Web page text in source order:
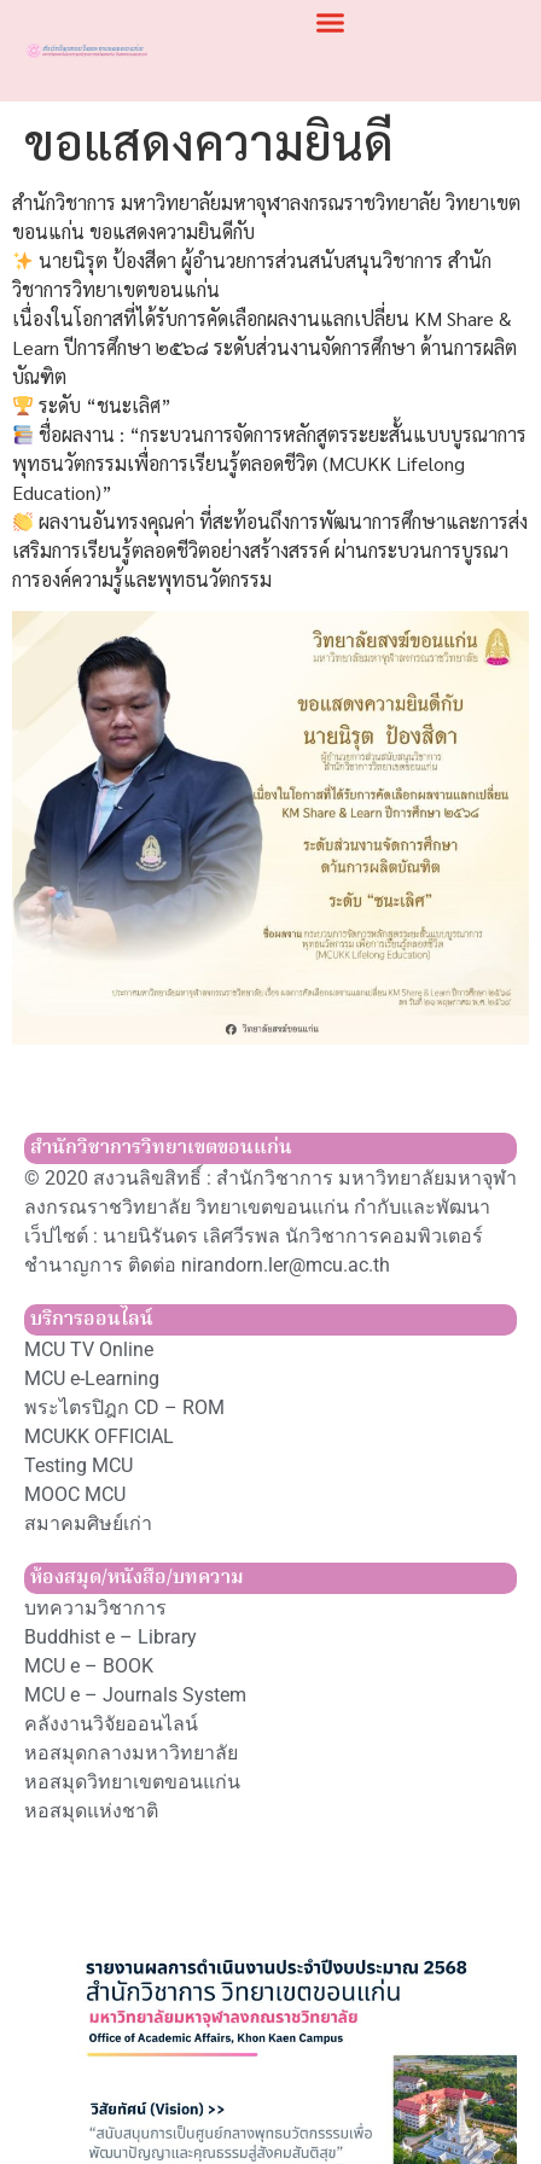
ขอแสดงความยินดี
สำนักวิชาการ มหาวิทยาลัยมหาจุฬาลงกรณราชวิทยาลัย วิทยาเขต
ขอนแก่น ขอแสดงความยินดีกับ
นายนิรุต ป้องสีดา ผู้อำนวยการส่วนสนับสนุนวิชาการ สำนัก
วิชาการวิทยาเขตขอนแก่น
เนื่องในโอกาสที่ได้รับการคัดเลือกผลงานแลกเปลี่ยน KM Share &
Learn ปีการศึกษา ๒๕๖๘ ระดับส่วนงานจัดการศึกษา ด้านการผลิต
บัณฑิต
ระดับ “ชนะเลิศ”
ชื่อผลงาน : “กระบวนการจัดการหลักสูตรระยะสั้นแบบบูรณาการ
พุทธนวัตกรรมเพื่อการเรียนรู้ตลอดชีวิต (MCUKK Lifelong
Education)”
ผลงานอันทรงคุณค่า ที่สะท้อนถึงการพัฒนาการศึกษาและการส่ง
เสริมการเรียนรู้ตลอดชีวิตอย่างสร้างสรรค์ ผ่านกระบวนการบูรณา
การองค์ความรู้และพุทธนวัตกรรม
สำนักวิชาการวิทยาเขตขอนแก่น
© 2020 สงวนลิขสิทธิ์ : สำนักวิชาการ มหาวิทยาลัยมหาจุฬา
ลงกรณราชวิทยาลัย วิทยาเขตขอนแก่น กำกับและพัฒนา
เว็ปไซต์ : นายนิรันดร เลิศวีรพล นักวิชาการคอมพิวเตอร์
ชำนาญการ ติดต่อ nirandorn.ler@mcu.ac.th
บริการออนไลน์
MCU TV Online
MCU e-Learning
พระไตรปิฎก CD – ROM
MCUKK OFFICIAL
Testing MCU
MOOC MCU
สมาคมศิษย์เก่า
ห้องสมุด/หนังสือ/บทความ
บทความวิชาการ
Buddhist e – Library
MCU e – BOOK
MCU e – Journals System
คลังงานวิจัยออนไลน์
หอสมุดกลางมหาวิทยาลัย
หอสมุดวิทยาเขตขอนแก่น
หอสมุดแห่งชาติ